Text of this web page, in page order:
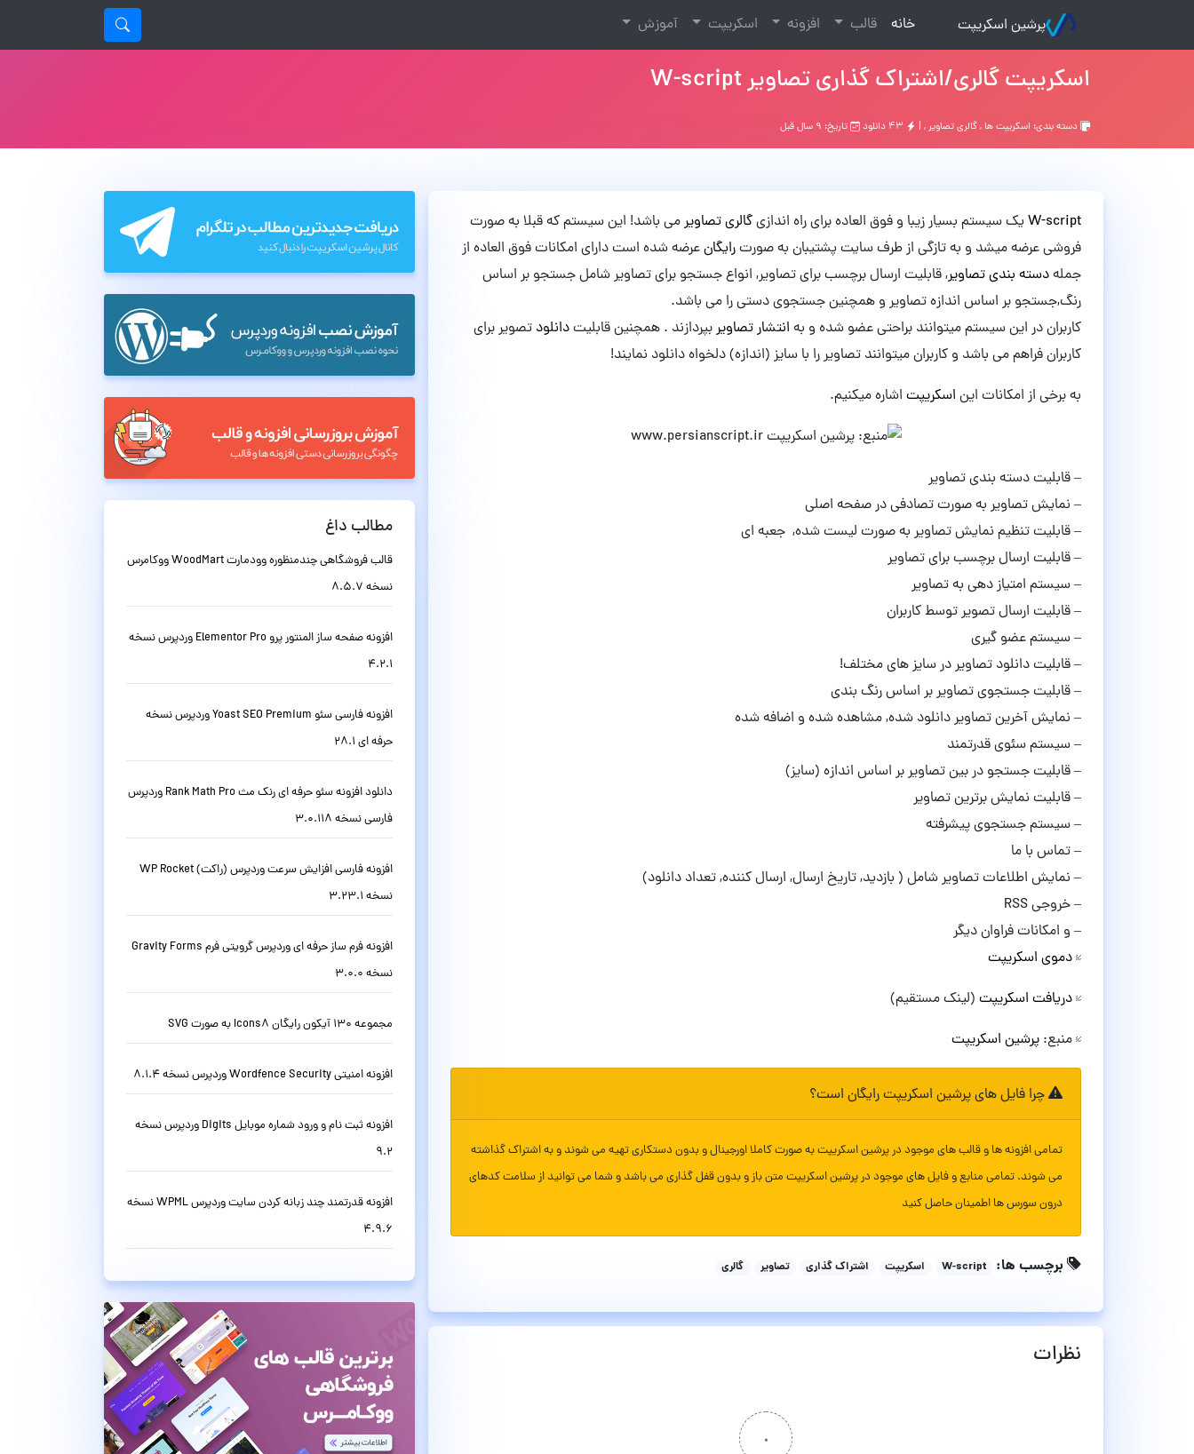
پرشین اسکریپت خانه
(current) قالب افزونه اسکریپت آموزش
اسکریپت گالری/اشتراک گذاری تصاویر W-script
دسته بندی: اسکریپت ها,گالری تصاویر, | تاریخ: ۹ سال قبل
W-scriptیک سیستم بسیار زیبا و فوق العاده برای راه اندازیگالری تصاویرمی باشد! این سیستم که قبلا به صورت
فروشی عرضه میشد و به تازگی از طرف سایت پشتیبان به صورترایگانعرضه شده است دارای امکانات فوق العاده از
جملهدسته بندی تصاویر, قابلیت ارسال برچسب برای تصاویر, انواع جستجو برای تصاویر شامل جستجو بر اساس
رنگ,جستجو بر اساس اندازه تصاویر و همچنین جستجوی دستی را می باشد.
کاربران در این سیستم میتوانند براحتی عضو شده و به انتشار تصاویربپردازند . همچنین قابلیتدانلود تصویر برای
کاربران فراهم می باشد و کاربران میتوانند تصاویر را با سایز (اندازه) دلخواه دانلود نمایند!
به برخی از امکانات این اسکریپت اشاره میکنیم.
– قابلیت دسته بندی تصاویر
– نمایش تصاویر به صورت تصادفی در صفحه اصلی
– قابلیت تنظیم نمایش تصاویر به صورت لیست شده, جعبه ای
– قابلیت ارسال برچسب برای تصاویر
– سیستم امتیاز دهی به تصاویر
– قابلیت ارسال تصویر توسط کاربران
– سیستم عضو گیری
– قابلیت دانلود تصاویر در سایز های مختلف!
– قابلیت جستجوی تصاویر بر اساس رنگ بندی
– نمایش آخرین تصاویر دانلود شده, مشاهده شده و اضافه شده
– سیستم سئوی قدرتمند
– قابلیت جستجو در بین تصاویر بر اساس اندازه (سایز)
– قابلیت نمایش برترین تصاویر
– سیستم جستجوی پیشرفته
– تماس با ما
– نمایش اطلاعات تصاویر شامل ( بازدید, تاریخ ارسال, ارسال کننده, تعداد دانلود)
– خروجی RSS
– و امکانات فراوان دیگر
دموی اسکریپت
دریافت اسکریپت (لینک مستقیم)
منبع: پرشین اسکریپت
چرا فایل های پرشین اسکریپت رایگان است؟
تمامی افزونه ها و قالب های موجود در پرشین اسکریپت به صورت کاملا اورجینال و بدون دستکاری تهیه می شوند و به اشتراک گذاشته
می شوند. تمامی منابع و فایل های موجود در پرشین اسکریپت متن باز و بدون قفل گذاری می باشد و شما می توانید از سلامت کدهای
درون سورس ها اطمینان حاصل کنید
برچسب ها: W-script اسکریپت اشتراک گذاری تصاویر گالری
نظرات
۰
مطالب داغ
قالب فروشگاهی چندمنظوره وودمارت WoodMart ووکامرس
نسخه 8.5.7
افزونه صفحه ساز المنتور پرو Elementor Pro وردپرس نسخه
4.2.1
افزونه فارسی سئو Yoast SEO Premium وردپرس نسخه
حرفه ای 28.1
دانلود افزونه سئو حرفه ای رنک مث Rank Math Pro وردپرس
فارسی نسخه 3.0.118
افزونه فارسی افزایش سرعت وردپرس (راکت) WP Rocket
نسخه 3.23.1
افزونه فرم ساز حرفه ای وردپرس گرویتی فرم Gravity Forms
نسخه 3.0.0
مجموعه 130 آیکون رایگان Icons8 به صورت SVG
افزونه امنیتی Wordfence Security وردپرس نسخه 8.1.4
افزونه ثبت نام و ورود شماره موبایل Digits وردپرس نسخه
9.2
افزونه قدرتمند چند زبانه کردن سایت وردپرس WPML نسخه
4.9.6